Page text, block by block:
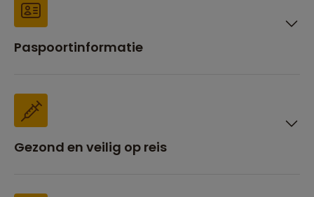
Paspoortinformatie
Gezond en veilig op reis